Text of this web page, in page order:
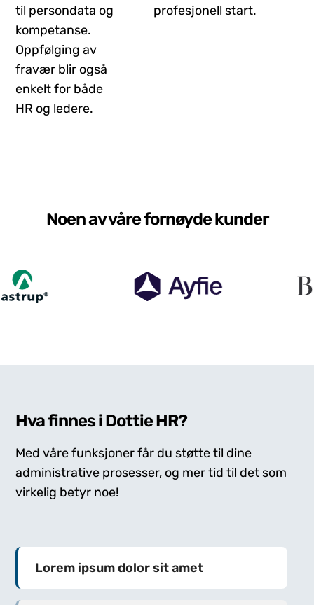
til persondata og
kompetanse.
Oppfølging av
fravær blir også
enkelt for både
HR og ledere.
profesjonell start.
Noen av våre fornøyde kunder
Hva finnes i Dottie HR?
Med våre funksjoner får du støtte til dine
administrative prosesser, og mer tid til det som
virkelig betyr noe!
Lorem ipsum dolor sit amet